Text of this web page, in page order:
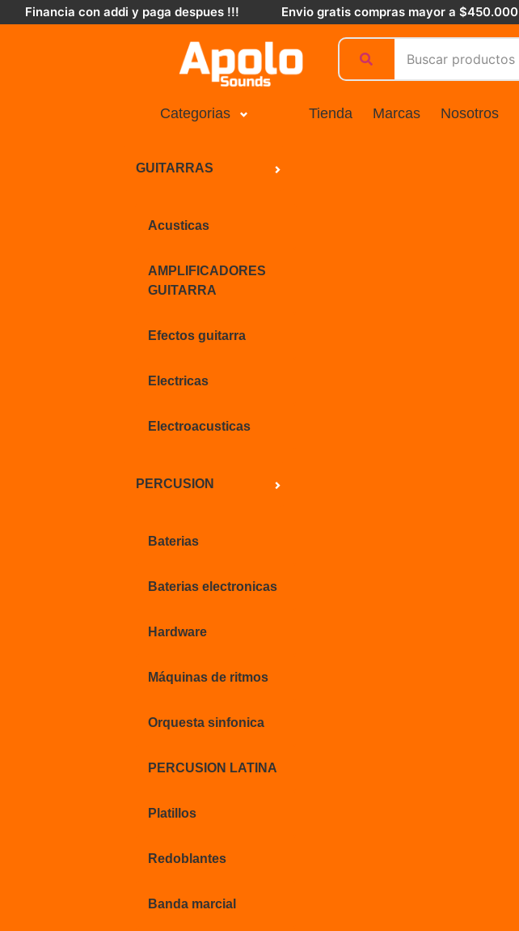
Financia con addi y paga despues !!! Envio gratis compras mayor a $450.000
Categorias
GUITARRAS
Acusticas
AMPLIFICADORES
GUITARRA
Efectos guitarra
Electricas
Electroacusticas
PERCUSION
Baterias
Baterias electronicas
Hardware
Máquinas de ritmos
Orquesta sinfonica
PERCUSION LATINA
Platillos
Redoblantes
Banda marcial
Tienda Marcas Nosotros